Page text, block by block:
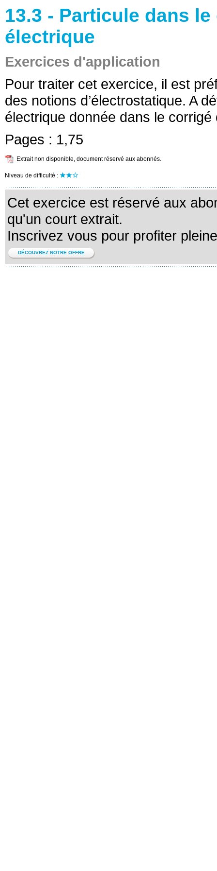
13.3 - Particule dans
électrique
Exercices d'application
Pour traiter cet exercice, il est
des notions d’électrostatique. A
électrique donnée dans le corrigé
Pages : 1,75
Extrait non disponible, document réservé aux abonnés.
Niveau de difficulté :
Cet exercice est réservé aux
qu'un court extrait.
Inscrivez vous pour profiter
DÉCOUVREZ NOTRE OFFRE